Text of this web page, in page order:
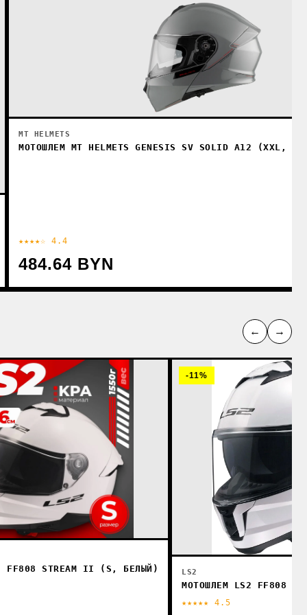
MT HELMETS
МОТОШЛЕМ MT HELMETS GENESIS SV SOLID A12 (XXL,
★★★★☆ 4.4
484.64 BYN
← →
FF808 STREAM II (S, БЕЛЫЙ)
-11%
LS2
МОТОШЛЕМ LS2 FF808
★★★★★ 4.5